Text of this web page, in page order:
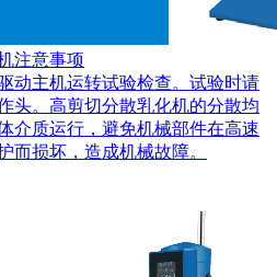
注意事项
动主机运转试验检查。试验时请
头。高剪切分散乳化机的分散均
介质运行，避免机械部件在高速
而损坏，造成机械故障。